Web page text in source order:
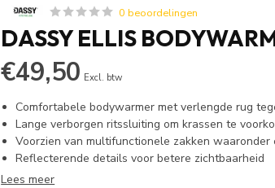
0 beoordelingen
DASSY ELLIS
€49,50 Excl. btw
Comfortabele bodywarmer met verlengde rug
Lange verborgen ritssluiting om krassen te
Voorzien van multifunctionele zakken waaronder
Reflecterende details voor betere zichtbaarheid
Lees meer